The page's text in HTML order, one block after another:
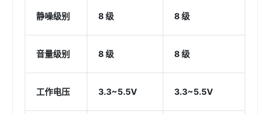
静噪级别 8 级 8 级
音量级别 8 级 8 级
工作电压 3.3~5.5V 3.3~5.5V